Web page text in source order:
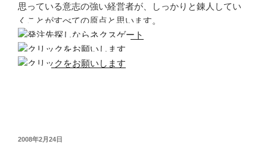
思っている意志の強い経営者が、しっかりと錬人してい
くことがすべての原点と思います。
投
2008年2月24日